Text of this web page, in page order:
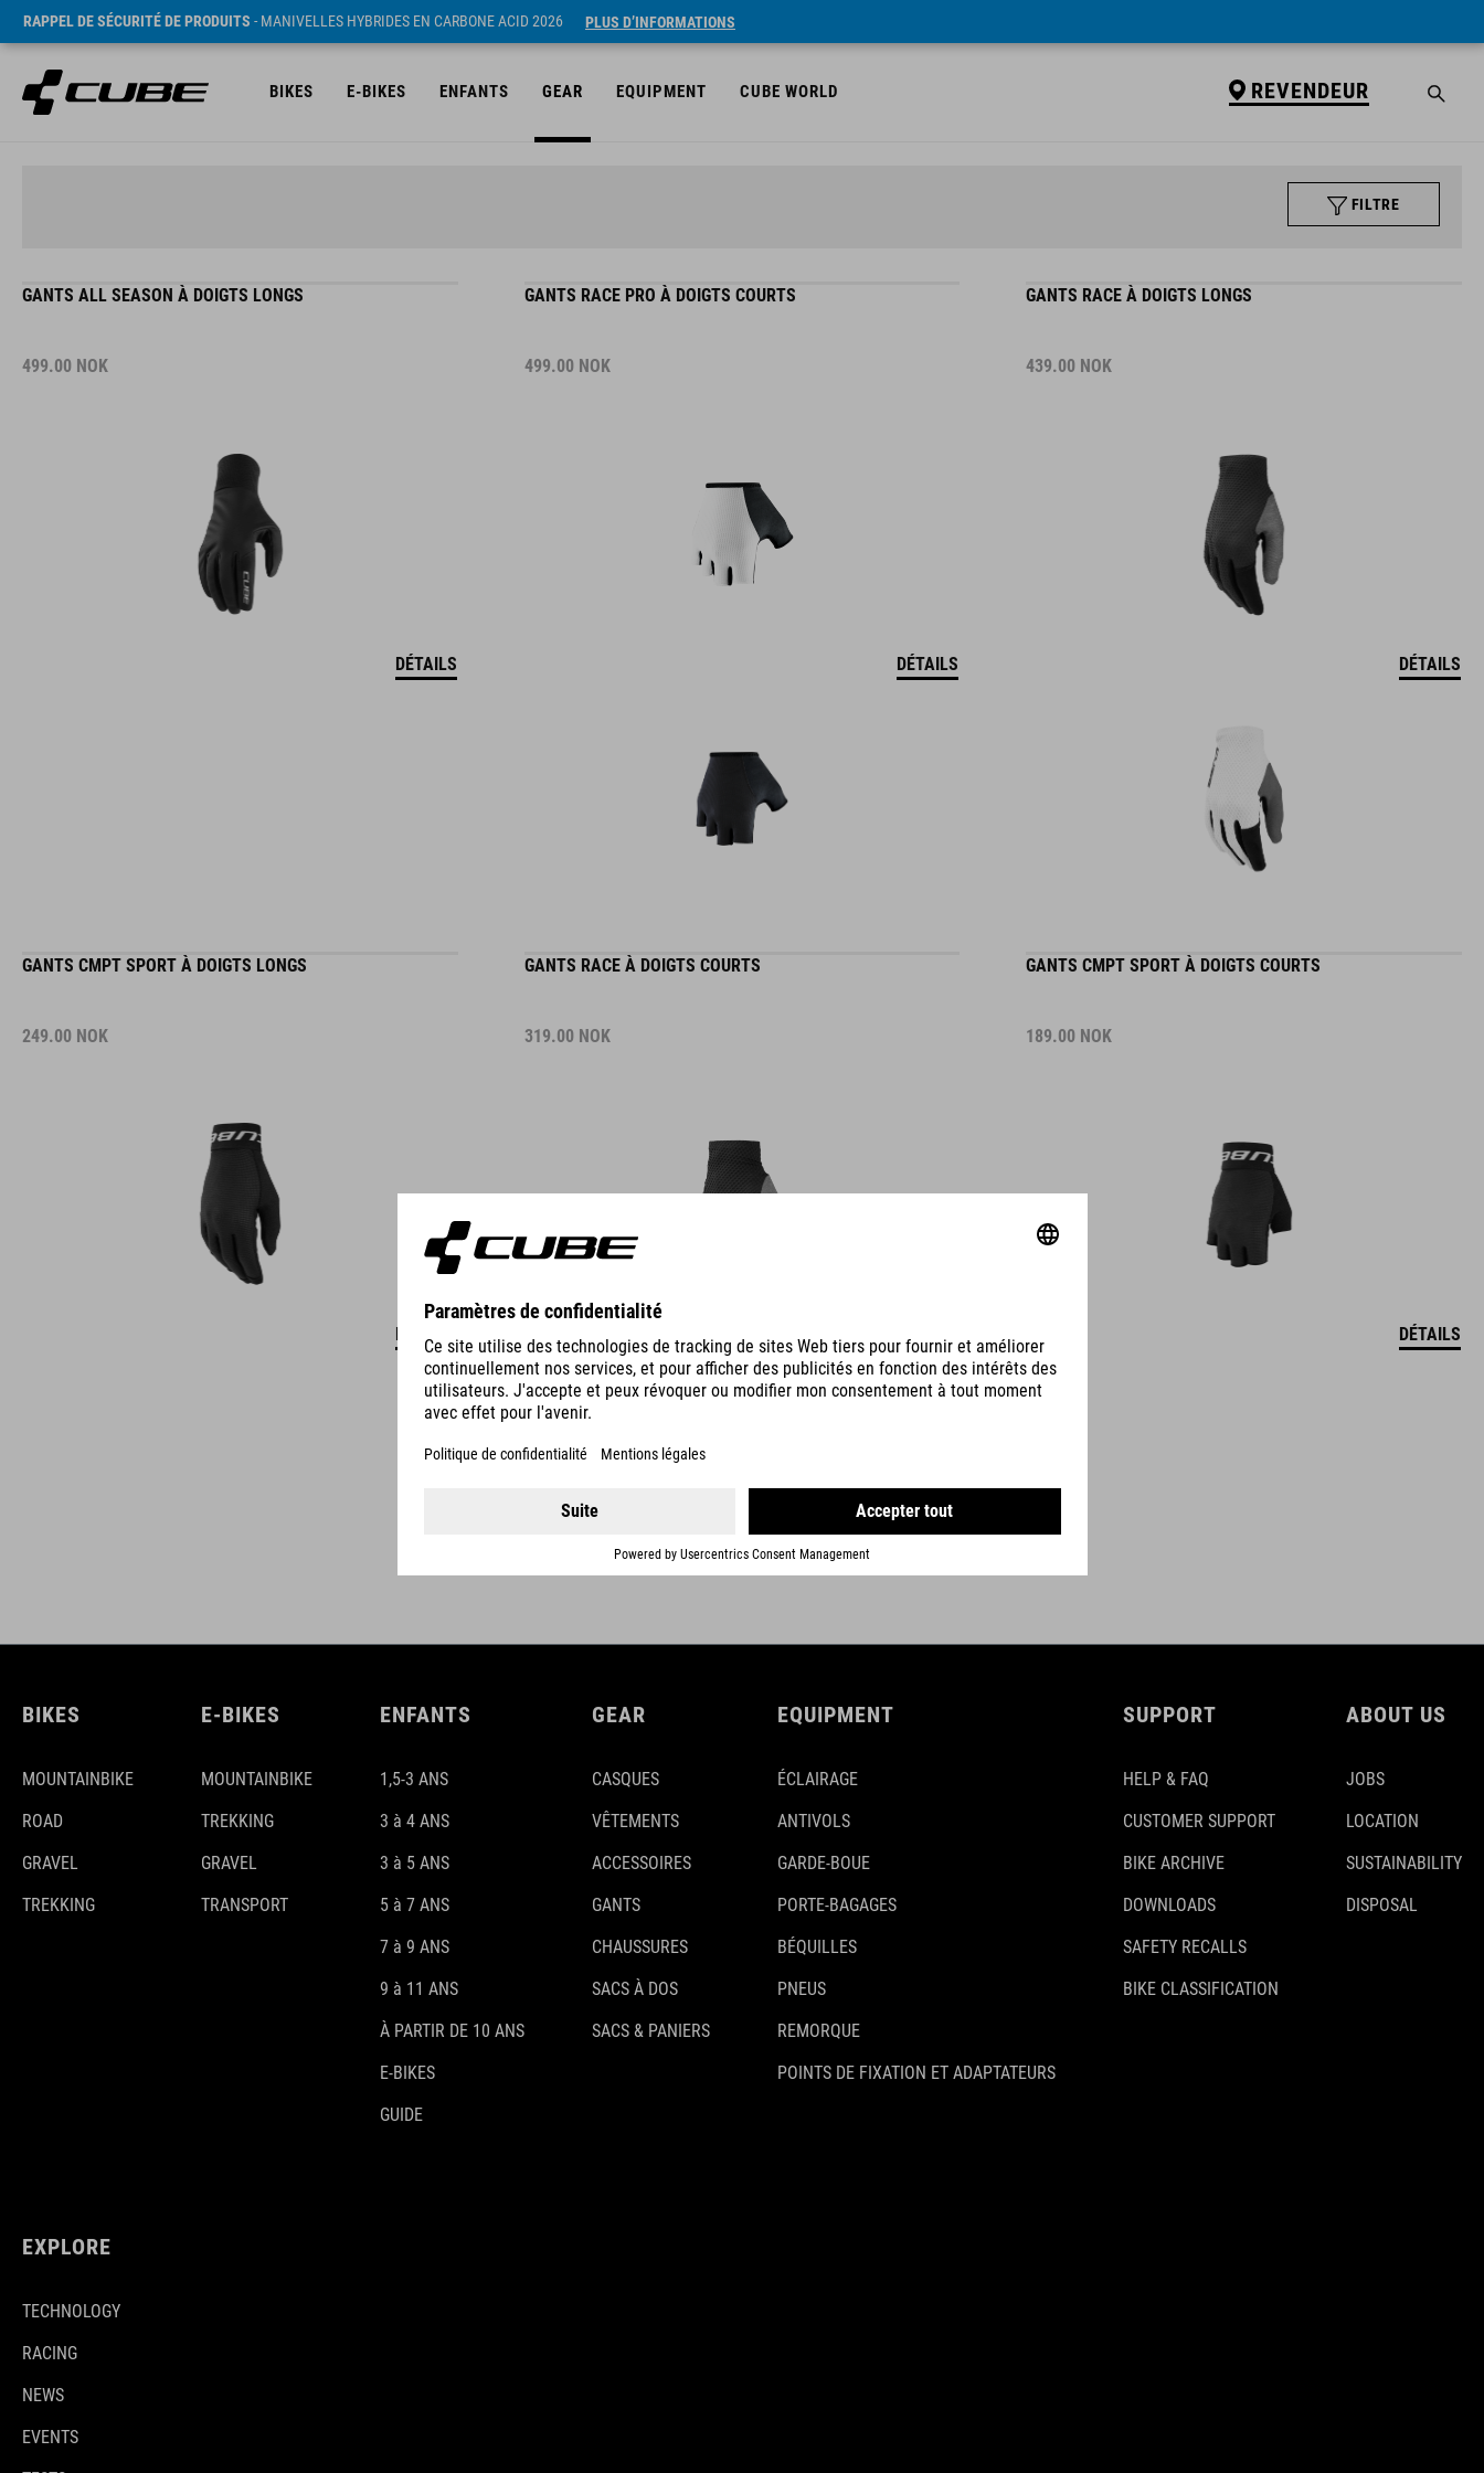
RAPPEL DE SÉCURITÉ DE PRODUITS - MANIVELLES HYBRIDES EN CARBONE ACID 2026 PLUS D’INFORMATIONS
BIKES E-BIKES ENFANTS GEAR EQUIPMENT CUBE WORLD REVENDEUR
FILTRE
GANTS ALL SEASON À DOIGTS LONGS
499.00 NOK
DÉTAILS
GANTS RACE PRO À DOIGTS COURTS
499.00 NOK
DÉTAILS
GANTS RACE À DOIGTS LONGS
439.00 NOK
DÉTAILS
GANTS CMPT SPORT À DOIGTS LONGS
249.00 NOK
DÉTAILS
GANTS RACE À DOIGTS COURTS
319.00 NOK
DÉTAILS
GANTS CMPT SPORT À DOIGTS COURTS
189.00 NOK
DÉTAILS
BIKES
MOUNTAINBIKE
ROAD
GRAVEL
TREKKING
E-BIKES
MOUNTAINBIKE
TREKKING
GRAVEL
TRANSPORT
ENFANTS
1,5-3 ANS
3 à 4 ANS
3 à 5 ANS
5 à 7 ANS
7 à 9 ANS
9 à 11 ANS
À PARTIR DE 10 ANS
E-BIKES
GUIDE
GEAR
CASQUES
VÊTEMENTS
ACCESSOIRES
GANTS
CHAUSSURES
SACS À DOS
SACS & PANIERS
EQUIPMENT
ÉCLAIRAGE
ANTIVOLS
GARDE-BOUE
PORTE-BAGAGES
BÉQUILLES
PNEUS
REMORQUE
POINTS DE FIXATION ET ADAPTATEURS
SUPPORT
HELP & FAQ
CUSTOMER SUPPORT
BIKE ARCHIVE
DOWNLOADS
SAFETY RECALLS
BIKE CLASSIFICATION
ABOUT US
JOBS
LOCATION
SUSTAINABILITY
DISPOSAL
EXPLORE
TECHNOLOGY
RACING
NEWS
EVENTS